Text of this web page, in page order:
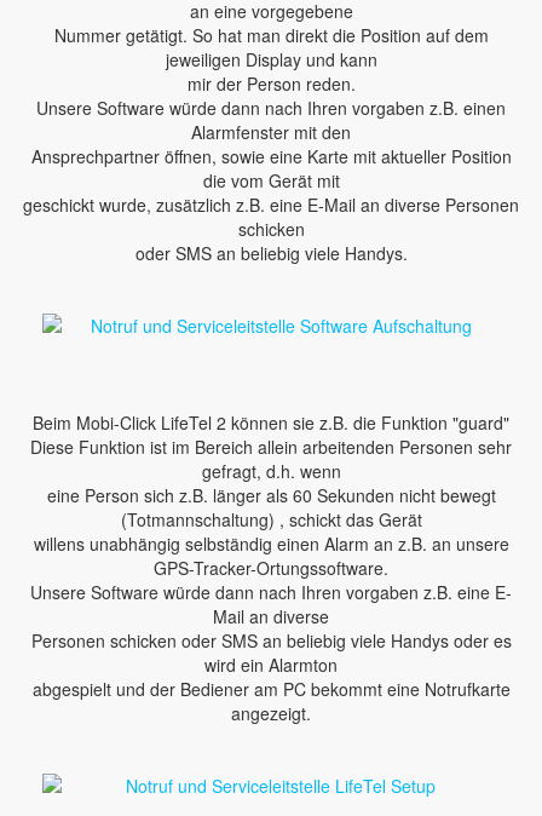
an eine vorgegebene
Nummer getätigt. So hat man direkt die Position auf dem
jeweiligen Display und kann
mir der Person reden.
Unsere Software würde dann nach Ihren vorgaben z.B. einen
Alarmfenster mit den
Ansprechpartner öffnen, sowie eine Karte mit aktueller Position
die vom Gerät mit
geschickt wurde, zusätzlich z.B. eine E-Mail an diverse Personen
schicken
oder SMS an beliebig viele Handys.
Beim Mobi-Click LifeTel 2 können sie z.B. die Funktion "guard"
Diese Funktion ist im Bereich allein arbeitenden Personen sehr
gefragt, d.h. wenn
eine Person sich z.B. länger als 60 Sekunden nicht bewegt
(Totmannschaltung) , schickt das Gerät
willens unabhängig selbständig einen Alarm an z.B. an unsere
GPS-Tracker-Ortungssoftware.
Unsere Software würde dann nach Ihren vorgaben z.B. eine E-
Mail an diverse
Personen schicken oder SMS an beliebig viele Handys oder es
wird ein Alarmton
abgespielt und der Bediener am PC bekommt eine Notrufkarte
angezeigt.